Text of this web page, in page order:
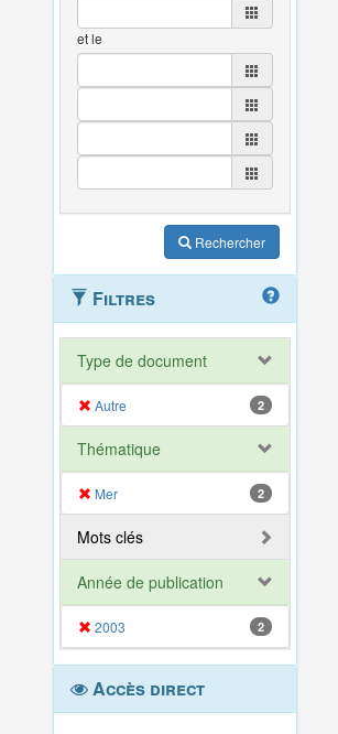
et le
Rechercher
Filtres
Type de document
Autre 2
Thématique
Mer 2
Mots clés
Année de publication
2003 2
Accès direct